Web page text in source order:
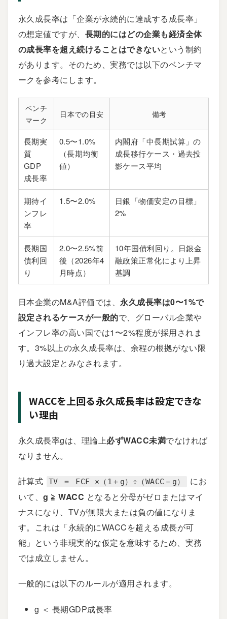
永久成長率は「企業が永続的に達成する成長率」
の想定値ですが、 長期的にはどの企業も経済全体
の成長率を超え続けることはできないという制約
があります。そのため、実務では以下のベンチマ
ークを参考にします。
ベンチ
マーク
日本での目安 備考
長期実
質
GDP
成長率
0.5〜1.0%
（長期均衡
値）
内閣府「中長期試算」の
成長移行ケース・過去投
影ケース平均
期待イ
ンフレ
率
1.5〜2.0%
日銀「物価安定の目標」
2%
長期国
債利回
り
2.0〜2.5%前
後（2026年4
月時点）
10年国債利回り。日銀金
融政策正常化により上昇
基調
日本企業のM&A評価では、 永久成長率は0〜1%で
設定されるケースが一般的で、グローバル企業や
インフレ率の高い国では1〜2%程度が採用されま
す。3%以上の永久成長率は、余程の根拠がない限
り過大設定とみなされます。
WACCを上回る永久成長率は設定できな
い理由
永久成長率gは、理論上必ずWACC未満でなければ
なりません。
計算式 TV ＝ FCF ×（1＋g）÷（WACC－g）
にお
いて、g ≧ WACC となると分母がゼロまたはマイ
ナスになり、TVが無限大または負の値になりま
す。これは「永続的にWACCを超える成長が可
能」という非現実的な仮定を意味するため、実務
では成立しません。
一般的には以下のルールが適用されます。
g ＜ 長期GDP成長率